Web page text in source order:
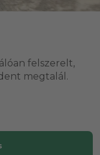
felszerelt,
megtalál.